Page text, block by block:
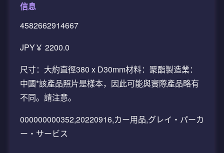
信息
4582662914667
JPY￥ 2200.0
尺寸：大約直徑380 x D30mm材料：聚酯製造業：
中國*該產品照片是樣本，因此可能與實際產品略有
不同。請注意。
000000000352,20220916,カー用品,グレイ・パーカ
ー・サービス